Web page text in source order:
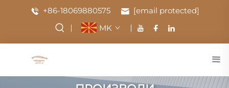
+86-18069880575
[email protected]
MK